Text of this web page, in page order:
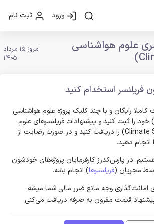
ورود ثبت نام
علوم هواشناسی
امروز 15 مرداد
1405
فریلنسر استخدام کنید
رایگان و با چند کلیک پروژه علوم هواشناسی
(Climate Sciences) خود را ثبت کنید و پیشنهادات فریلنسر‌های علوم
هواشناسی (Climate Sciences) را دریافت کنید و در صورت رضایت از
دهید.
در پارس‌کدرز کارفرمایان پروژه‌های خودشون
مجریان (فریلنسرها) انجام بشه.
امانت‌گذاری وجه مانع ضرر مالی شما میشه.
قیمت مقرون به صرفه دریافت می‌کنی.